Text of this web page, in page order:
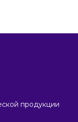
продукции